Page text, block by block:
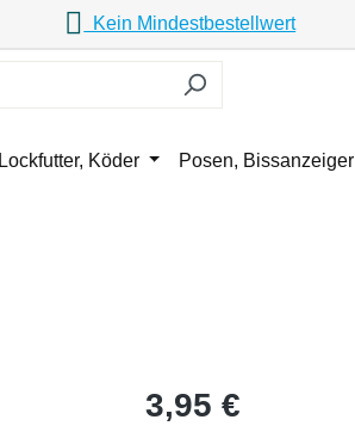
Kein Mindestbestellwert
Lockfutter, Köder Posen, Bissanzeiger
Regulärer Preis:
3,95 €